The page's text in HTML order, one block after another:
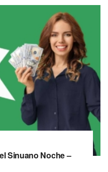
Sinuano Noche –